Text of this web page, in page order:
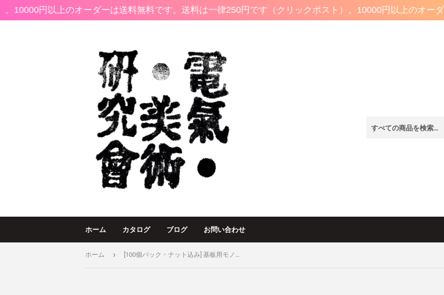
円以上のオーダーは送料無料です。送料は一律250円です（クリックポスト）。10000円以上のオーダ
ホーム カタログ ブログ お問い合わせ
ホーム › [100個パック・ナット込み] 基板用モノラルジャック WQP-WQP518MA (WQP-PJ398SM)